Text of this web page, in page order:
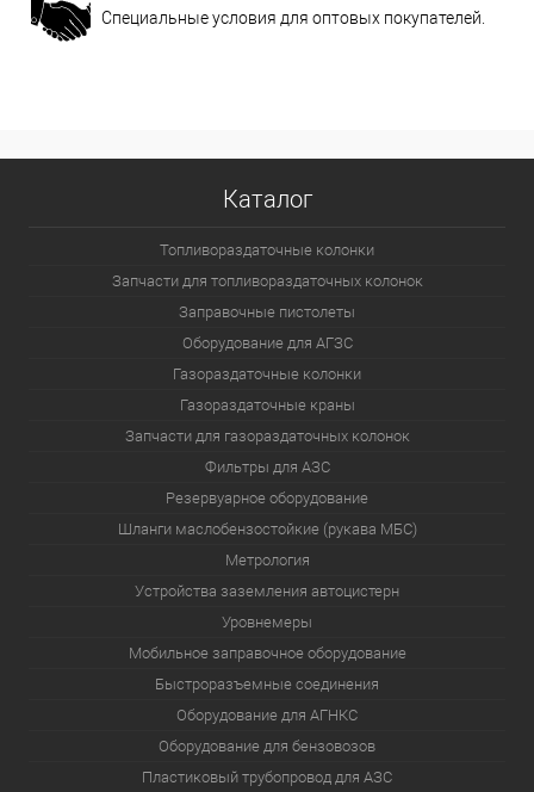
Специальные условия для оптовых покупателей.
Каталог
Топливораздаточные колонки
Запчасти для топливораздаточных колонок
Заправочные пистолеты
Оборудование для АГЗС
Газораздаточные колонки
Газораздаточные краны
Запчасти для газораздаточных колонок
Фильтры для АЗС
Резервуарное оборудование
Шланги маслобензостойкие (рукава МБС)
Метрология
Устройства заземления автоцистерн
Уровнемеры
Мобильное заправочное оборудование
Быстроразъемные соединения
Оборудование для АГНКС
Оборудование для бензовозов
Пластиковый трубопровод для АЗС